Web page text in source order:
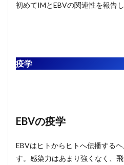
初めてIMとEBVの関連性を報告し
疫学
EBVの疫学
EBVはヒトからヒトへ伝播する
す。感染力はあまり強くなく、